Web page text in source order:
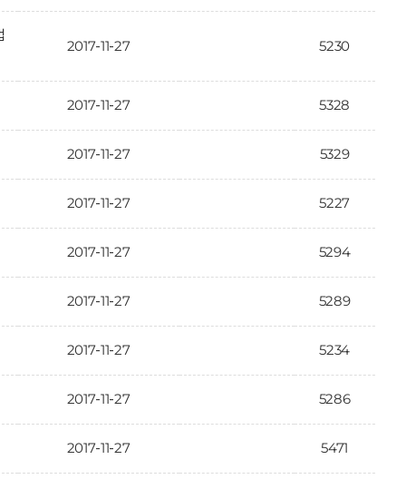
2017-11-27 5230
2017-11-27 5328
2017-11-27 5329
2017-11-27 5227
2017-11-27 5294
2017-11-27 5289
2017-11-27 5234
2017-11-27 5286
2017-11-27 5471